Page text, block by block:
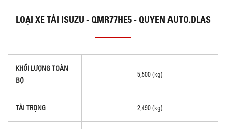
LOẠI XE TẢI ISUZU - QMR77HE5 - QUYEN AUTO.DLAS
KHỐI LƯỢNG TOÀN
BỘ
5,500 (kg)
TẢI TRỌNG 2,490 (kg)